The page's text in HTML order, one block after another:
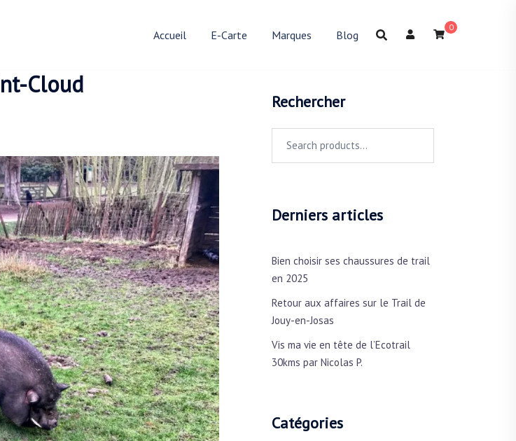
Accueil E-Carte Marques Blog
0
Cloud
Rechercher
for:
Derniers articles
Bien choisir ses chaussures de trail
en 2025
Retour aux affaires sur le Trail de
Jouy-en-Josas
Vis ma vie en tête de l’Ecotrail
30kms par Nicolas P.
Catégories